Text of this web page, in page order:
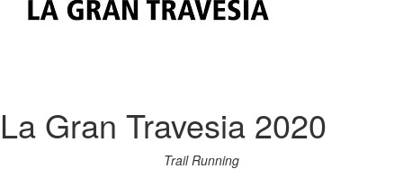
La Gran Travesia 2020
Trail Running